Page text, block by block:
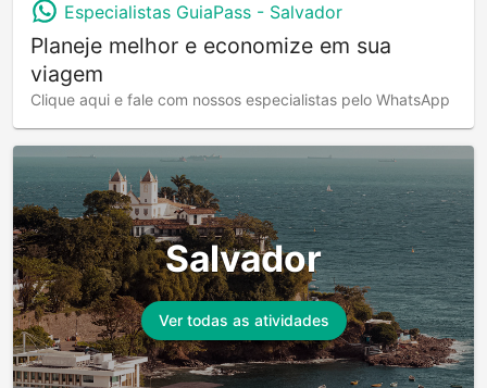
Especialistas GuiaPass - Salvador
Planeje melhor e economize em sua
viagem
Clique aqui e fale com nossos especialistas pelo WhatsApp
Salvador
Ver todas as atividades